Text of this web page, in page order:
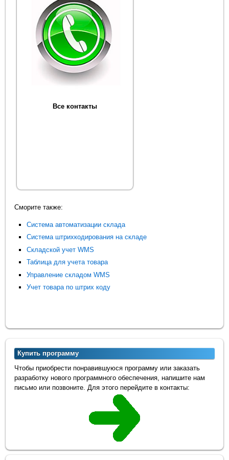
Все контакты
Сморите также:
Система автоматизации склада
Система штрихкодирования на складе
Складской учет WMS
Таблица для учета товара
Управление складом WMS
Учет товара по штрих коду
Купить программу
Чтобы приобрести понравившуюся программу или заказать
разработку нового программного обеспечения, напишите нам
письмо или позвоните. Для этого перейдите в контакты: